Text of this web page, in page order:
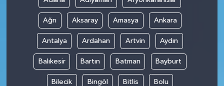
Ağrı Aksaray Amasya Ankara
Antalya Ardahan Artvin Aydın
Balıkesir Bartın Batman Bayburt
Bilecik Bingöl Bitlis Bolu